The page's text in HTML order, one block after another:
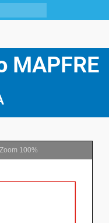
MAPFRE
Zoom 100%